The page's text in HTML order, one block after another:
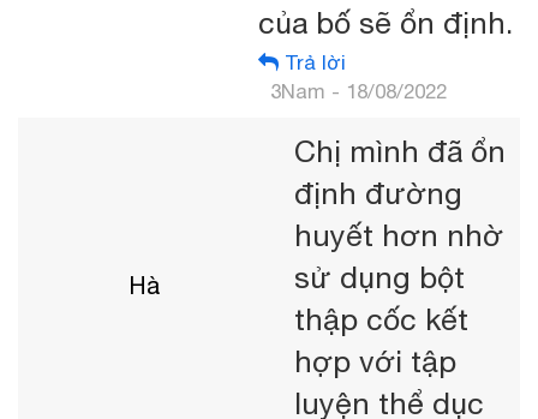
của bố sẽ ổn định.
Trả lời
3Nam - 18/08/2022
Hà
Chị mình đã ổn
định đường
huyết hơn nhờ
sử dụng bột
thập cốc kết
hợp với tập
luyện thể dục